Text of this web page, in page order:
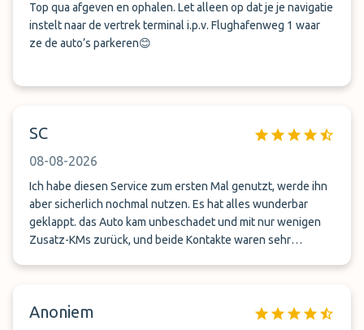
Top qua afgeven en ophalen. Let alleen op dat je je navigatie
instelt naar de vertrek terminal i.p.v. Flughafenweg 1 waar
ze de auto’s parkeren😊
SC
08-08-2026
Ich habe diesen Service zum ersten Mal genutzt, werde ihn
aber sicherlich nochmal nutzen. Es hat alles wunderbar
geklappt. das Auto kam unbeschadet und mit nur wenigen
Zusatz-KMs zurück, und beide Kontakte waren sehr
Anoniem